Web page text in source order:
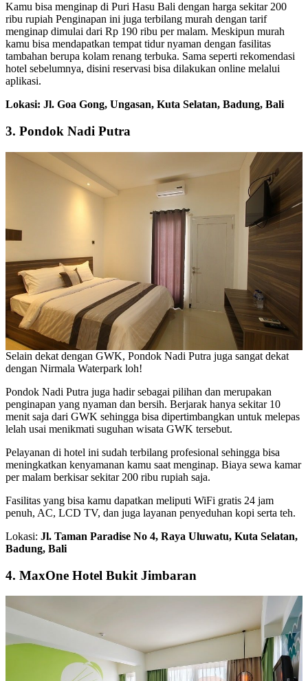
Kamu bisa menginap di Puri Hasu Bali dengan harga sekitar 200
ribu rupiah Penginapan ini juga terbilang murah dengan tarif
menginap dimulai dari Rp 190 ribu per malam. Meskipun murah
kamu bisa mendapatkan tempat tidur nyaman dengan fasilitas
tambahan berupa kolam renang terbuka. Sama seperti rekomendasi
hotel sebelumnya, disini reservasi bisa dilakukan online melalui
aplikasi.
Lokasi: Jl. Goa Gong, Ungasan, Kuta Selatan, Badung, Bali
3. Pondok Nadi Putra
Selain dekat dengan GWK, Pondok Nadi Putra juga sangat dekat
dengan Nirmala Waterpark loh!
Pondok Nadi Putra juga hadir sebagai pilihan dan merupakan
penginapan yang nyaman dan bersih. Berjarak hanya sekitar 10
menit saja dari GWK sehingga bisa dipertimbangkan untuk melepas
lelah usai menikmati suguhan wisata GWK tersebut.
Pelayanan di hotel ini sudah terbilang profesional sehingga bisa
meningkatkan kenyamanan kamu saat menginap. Biaya sewa kamar
per malam berkisar sekitar 200 ribu rupiah saja.
Fasilitas yang bisa kamu dapatkan meliputi WiFi gratis 24 jam
penuh, AC, LCD TV, dan juga layanan penyeduhan kopi serta teh.
Lokasi: Jl. Taman Paradise No 4, Raya Uluwatu, Kuta Selatan,
Badung, Bali
4. MaxOne Hotel Bukit Jimbaran